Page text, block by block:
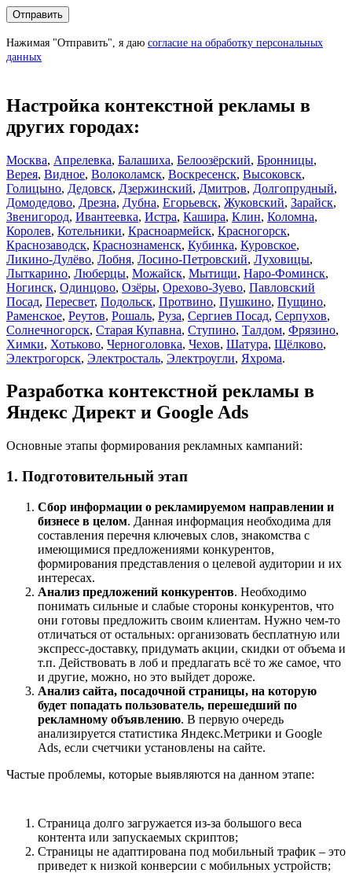
Нажимая "Отправить", я даю согласие на обработку персональных
данных
Настройка контекстной рекламы в
других городах:
Москва, Апрелевка, Балашиха, Белоозёрский, Бронницы,
Верея, Видное, Волоколамск, Воскресенск, Высоковск,
Голицыно, Дедовск, Дзержинский, Дмитров, Долгопрудный,
Домодедово, Дрезна, Дубна, Егорьевск, Жуковский, Зарайск,
Звенигород, Ивантеевка, Истра, Кашира, Клин, Коломна,
Королев, Котельники, Красноармейск, Красногорск,
Краснозаводск, Краснознаменск, Кубинка, Куровское,
Ликино-Дулёво, Лобня, Лосино-Петровский, Луховицы,
Лыткарино, Люберцы, Можайск, Мытищи, Наро-Фоминск,
Ногинск, Одинцово, Озёры, Орехово-Зуево, Павловский
Посад, Пересвет, Подольск, Протвино, Пушкино, Пущино,
Раменское, Реутов, Рошаль, Руза, Сергиев Посад, Серпухов,
Солнечногорск, Старая Купавна, Ступино, Талдом, Фрязино,
Химки, Хотьково, Черноголовка, Чехов, Шатура, Щёлково,
Электрогорск, Электросталь, Электроугли, Яхрома.
Разработка контекстной рекламы в
Яндекс Директ и Google Ads
Основные этапы формирования рекламных кампаний:
1. Подготовительный этап
Cбор информации о рекламируемом направлении и
бизнесе в целом. Данная информация необходима для
составления перечня ключевых слов, знакомства с
имеющимися предложениями конкурентов,
формирования представления о целевой аудитории и их
интересах.
Анализ предложений конкурентов. Необходимо
понимать сильные и слабые стороны конкурентов, что
они готовы предложить своим клиентам. Нужно чем-то
отличаться от остальных: организовать бесплатную или
экспресс-доставку, придумать акции, скидки от объема и
т.п. Действовать в лоб и предлагать всё то же самое, что
и другие, можно, но это выйдет дороже.
Анализ сайта, посадочной страницы, на которую
будет попадать пользователь, перешедший по
рекламному объявлению. В первую очередь
анализируется статистика Яндекс.Метрики и Google
Ads, если счетчики установлены на сайте.
Частые проблемы, которые выявляются на данном этапе:
Страница долго загружается из-за большого веса
контента или запускаемых скриптов;
Страницы не адаптирована под мобильный трафик – это
приведет к низкой конверсии с мобильных устройств;